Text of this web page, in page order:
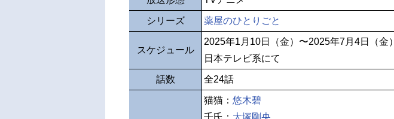
シリーズ 薬屋のひとりごと
スケジュール
2025年1月10日（金）〜2025年7月4日（金）
日本テレビ系にて
話数 全24話
猫猫： 悠木碧
壬氏： 大塚剛央